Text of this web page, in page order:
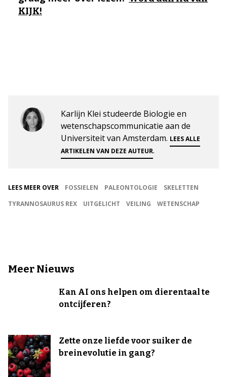
KIJK!
Karlijn Klei studeerde Biologie en
wetenschapscommunicatie aan de
Universiteit van Amsterdam. LEES ALLE
ARTIKELEN VAN DEZE AUTEUR.
LEES MEER OVER FOSSIELEN PALEONTOLOGIE
SKELETTEN
TYRANNOSAURUS REX
UITGELICHT VEILING WETENSCHAP
Meer Nieuws
Kan AI ons helpen om dierentaal te
ontcijferen?
Zette onze liefde voor suiker de
breinevolutie in gang?